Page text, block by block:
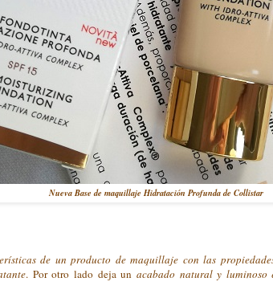
Nueva Base de maquillaje Hidratación Profunda de Collistar
de un producto de maquillaje con las
. Por otro lado deja un acabado natural y luminoso